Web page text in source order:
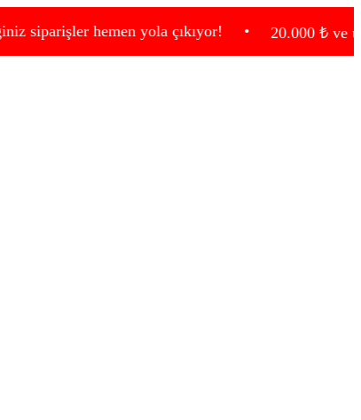
hemen yola çıkıyor! • 20.000 ₺ ve üzeri